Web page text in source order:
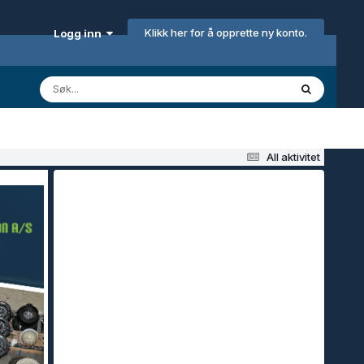
Logg inn Klikk her for å opprette ny konto.
All aktivitet